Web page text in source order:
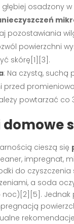
osadzony
pozostawiania
powierzchni
skórę[1][3].
: Na czystą, suchą
przed
powtarzać co
domowe
cieszą się
impregnat,
do
a soda
noc)[2][5].